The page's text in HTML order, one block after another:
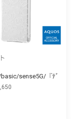
sense5G/『ﾃﾞ